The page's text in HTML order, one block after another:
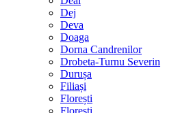
Dej
Deva
Doaga
Dorna Candrenilor
Drobeta-Turnu Severin
Durușa
Filiași
Florești
Florești